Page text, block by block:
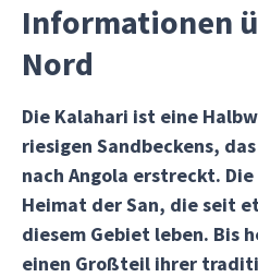
Informationen
Nord
Die Kalahari ist eine
riesigen Sandbeckens,
nach Angola erstreckt.
Heimat der San, die seit
diesem Gebiet leben. Bis
einen Großteil ihrer